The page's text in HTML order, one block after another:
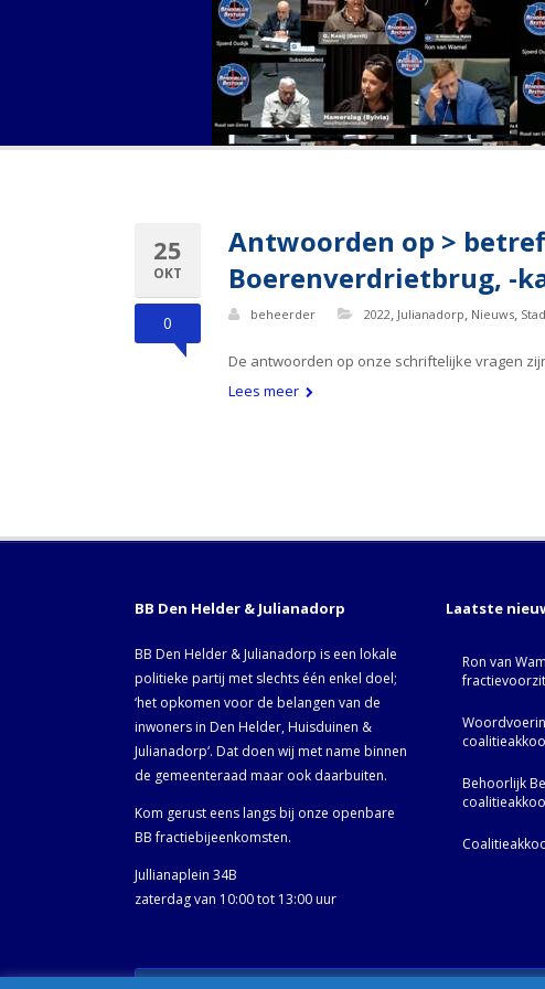
25
OKT
0
Antwoorden op >
Boerenverdrietbrug, -
beheerder 2022, Julianadorp, Nieuws,
De antwoorden op onze schriftelijke vragen
Lees meer
BB Den Helder & Julianadorp
BB Den Helder & Julianadorp is een lokale
politieke partij met slechts één enkel doel;
‘het opkomen voor de belangen van de
inwoners in Den Helder, Huisduinen &
Julianadorp‘. Dat doen wij met name binnen
de gemeenteraad maar ook daarbuiten.
Kom gerust eens langs bij onze openbare
BB fractiebijeenkomsten.
Jullianaplein 34B
zaterdag van 10:00 tot 13:00 uur
Laatste
Ron van
Behoorlijk